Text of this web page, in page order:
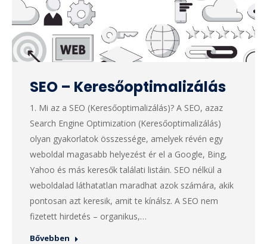
SEO – Keresőoptimalizálás
1. Mi az a SEO (Keresőoptimalizálás)? A SEO, azaz
Search Engine Optimization (Keresőoptimalizálás)
olyan gyakorlatok összessége, amelyek révén egy
weboldal magasabb helyezést ér el a Google, Bing,
Yahoo és más keresők találati listáin. SEO nélkül a
weboldalad láthatatlan maradhat azok számára, akik
pontosan azt keresik, amit te kínálsz. A SEO nem
fizetett hirdetés – organikus,…
Bővebben